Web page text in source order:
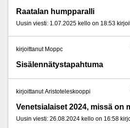
Raatalan humpparalli
kirjoittanut Moppc
Sisä­lennätys­tapahtuma
kirjoittanut Aristoteleskooppi
Uusin viesti: 26.08.2024 kello on 16:58